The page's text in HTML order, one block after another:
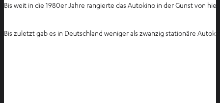
Bis weit in die 1980er Jahre rangierte das Autokino in der Gunst von
Bis zuletzt gab es in Deutschland weniger als zwanzig stationäre